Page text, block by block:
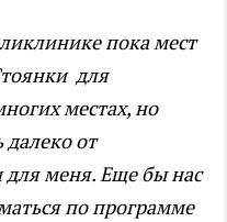
пока мест
для
местах, но
далеко от
меня.Еще бы нас
по программе